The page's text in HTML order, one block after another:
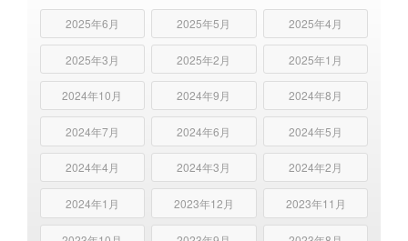
2025年6月 2025年5月 2025年4月
2025年3月 2025年2月 2025年1月
2024年10月 2024年9月 2024年8月
2024年7月 2024年6月 2024年5月
2024年4月 2024年3月 2024年2月
2024年1月 2023年12月 2023年11月